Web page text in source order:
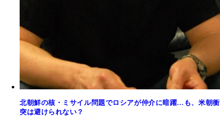
北朝鮮の核・ミサイル問題でロシアが仲介に暗躍…も、米朝衝
突は避けられない？